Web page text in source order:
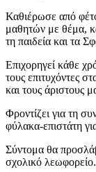
Καθιέρωσε από
μαθητών με θέμα,
τη παιδεία και τα
Επιχορηγεί κάθε
τους επιτυχόντες
και τους άριστους
Φροντίζει για τη
φύλακα-επιστάτη
Σύντομα θα
σχολικό λεωφορείο.